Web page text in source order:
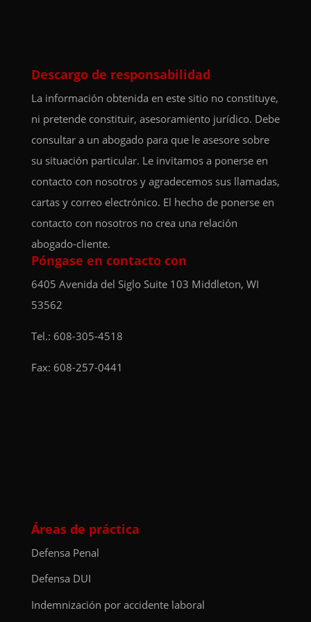
Descargo de responsabilidad
La información obtenida en este sitio no constituye,
ni pretende constituir, asesoramiento jurídico. Debe
consultar a un abogado para que le asesore sobre
su situación particular. Le invitamos a ponerse en
contacto con nosotros y agradecemos sus llamadas,
cartas y correo electrónico. El hecho de ponerse en
contacto con nosotros no crea una relación
abogado-cliente.
Póngase en contacto con
6405 Avenida del Siglo Suite 103 Middleton, WI
53562
Tel.: 608-305-4518
Fax: 608-257-0441
Áreas de práctica
Defensa Penal
Defensa DUI
Indemnización por accidente laboral